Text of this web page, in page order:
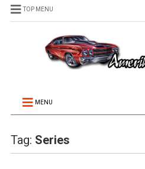
TOP MENU
MENU
Tag: Series